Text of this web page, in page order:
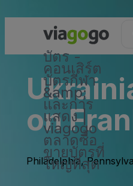
บัตร -
คอนเสิร์ต
บัตรกีฬา
&amp;
และการ
แสดง |
viagogo
ตลาดซื้อ
ขายบัตรที่
ใหญ่ที่สุด
on
Philadelphia,